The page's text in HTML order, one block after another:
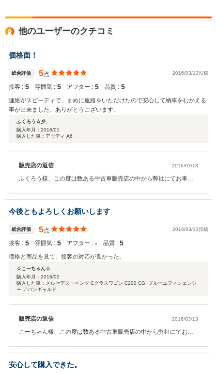
他のユーザーのクチコミ
価格面！
総合評価 5点 2016/03/13投稿
接客 : 5 雰囲気 : 5 アフター : 5 品質 : 5
連絡がスピーディで、まめに連絡をいただけたので安心して納車をむかえる
事が出来ました。ありがとうございます。
ふくろう☆彡
購入年月： 2016/01
購入した車：アウディ A6
販売店の返信 2016/03/13
ふくろう様、この度は数ある中古車販売店の中から弊社にてお車を
た。ふくろう様のお住まいと多少距離は御座いますが、弊社は自社
で認証工場・板金専用工場も御座いますので、メンテナンス・修
理・車検等お車のことではお力になれると思います。何かお困り事
が御座いましたら些細な事でも構いません。お気軽にご相談くださ
い。今後も末永いお付きの程、どうぞ宜しくお願い致します。
今後ともよろしくお願いします
総合評価 5点 2016/03/13投稿
接客 : 5 雰囲気 : 5 アフター : ‐ 品質 : 5
価格と商品を見て。接客の対応が良かった。
☆こーちゃん☆
購入年月： 2016/02
購入した車：メルセデス・ベンツ Cクラスワゴン C200 CGI ブルーエフィシェンシ
ー アバンギャルド
販売店の返信 2016/03/13
こーちゃん様、この度は数ある中古車販売店の中から弊社にてお車
大事にお乗り頂ければ幸いです。 これからはお車のことは弊社へお
任せください！こーちゃん様のカーライフを全力でサポートさせて
安心して購入できた。